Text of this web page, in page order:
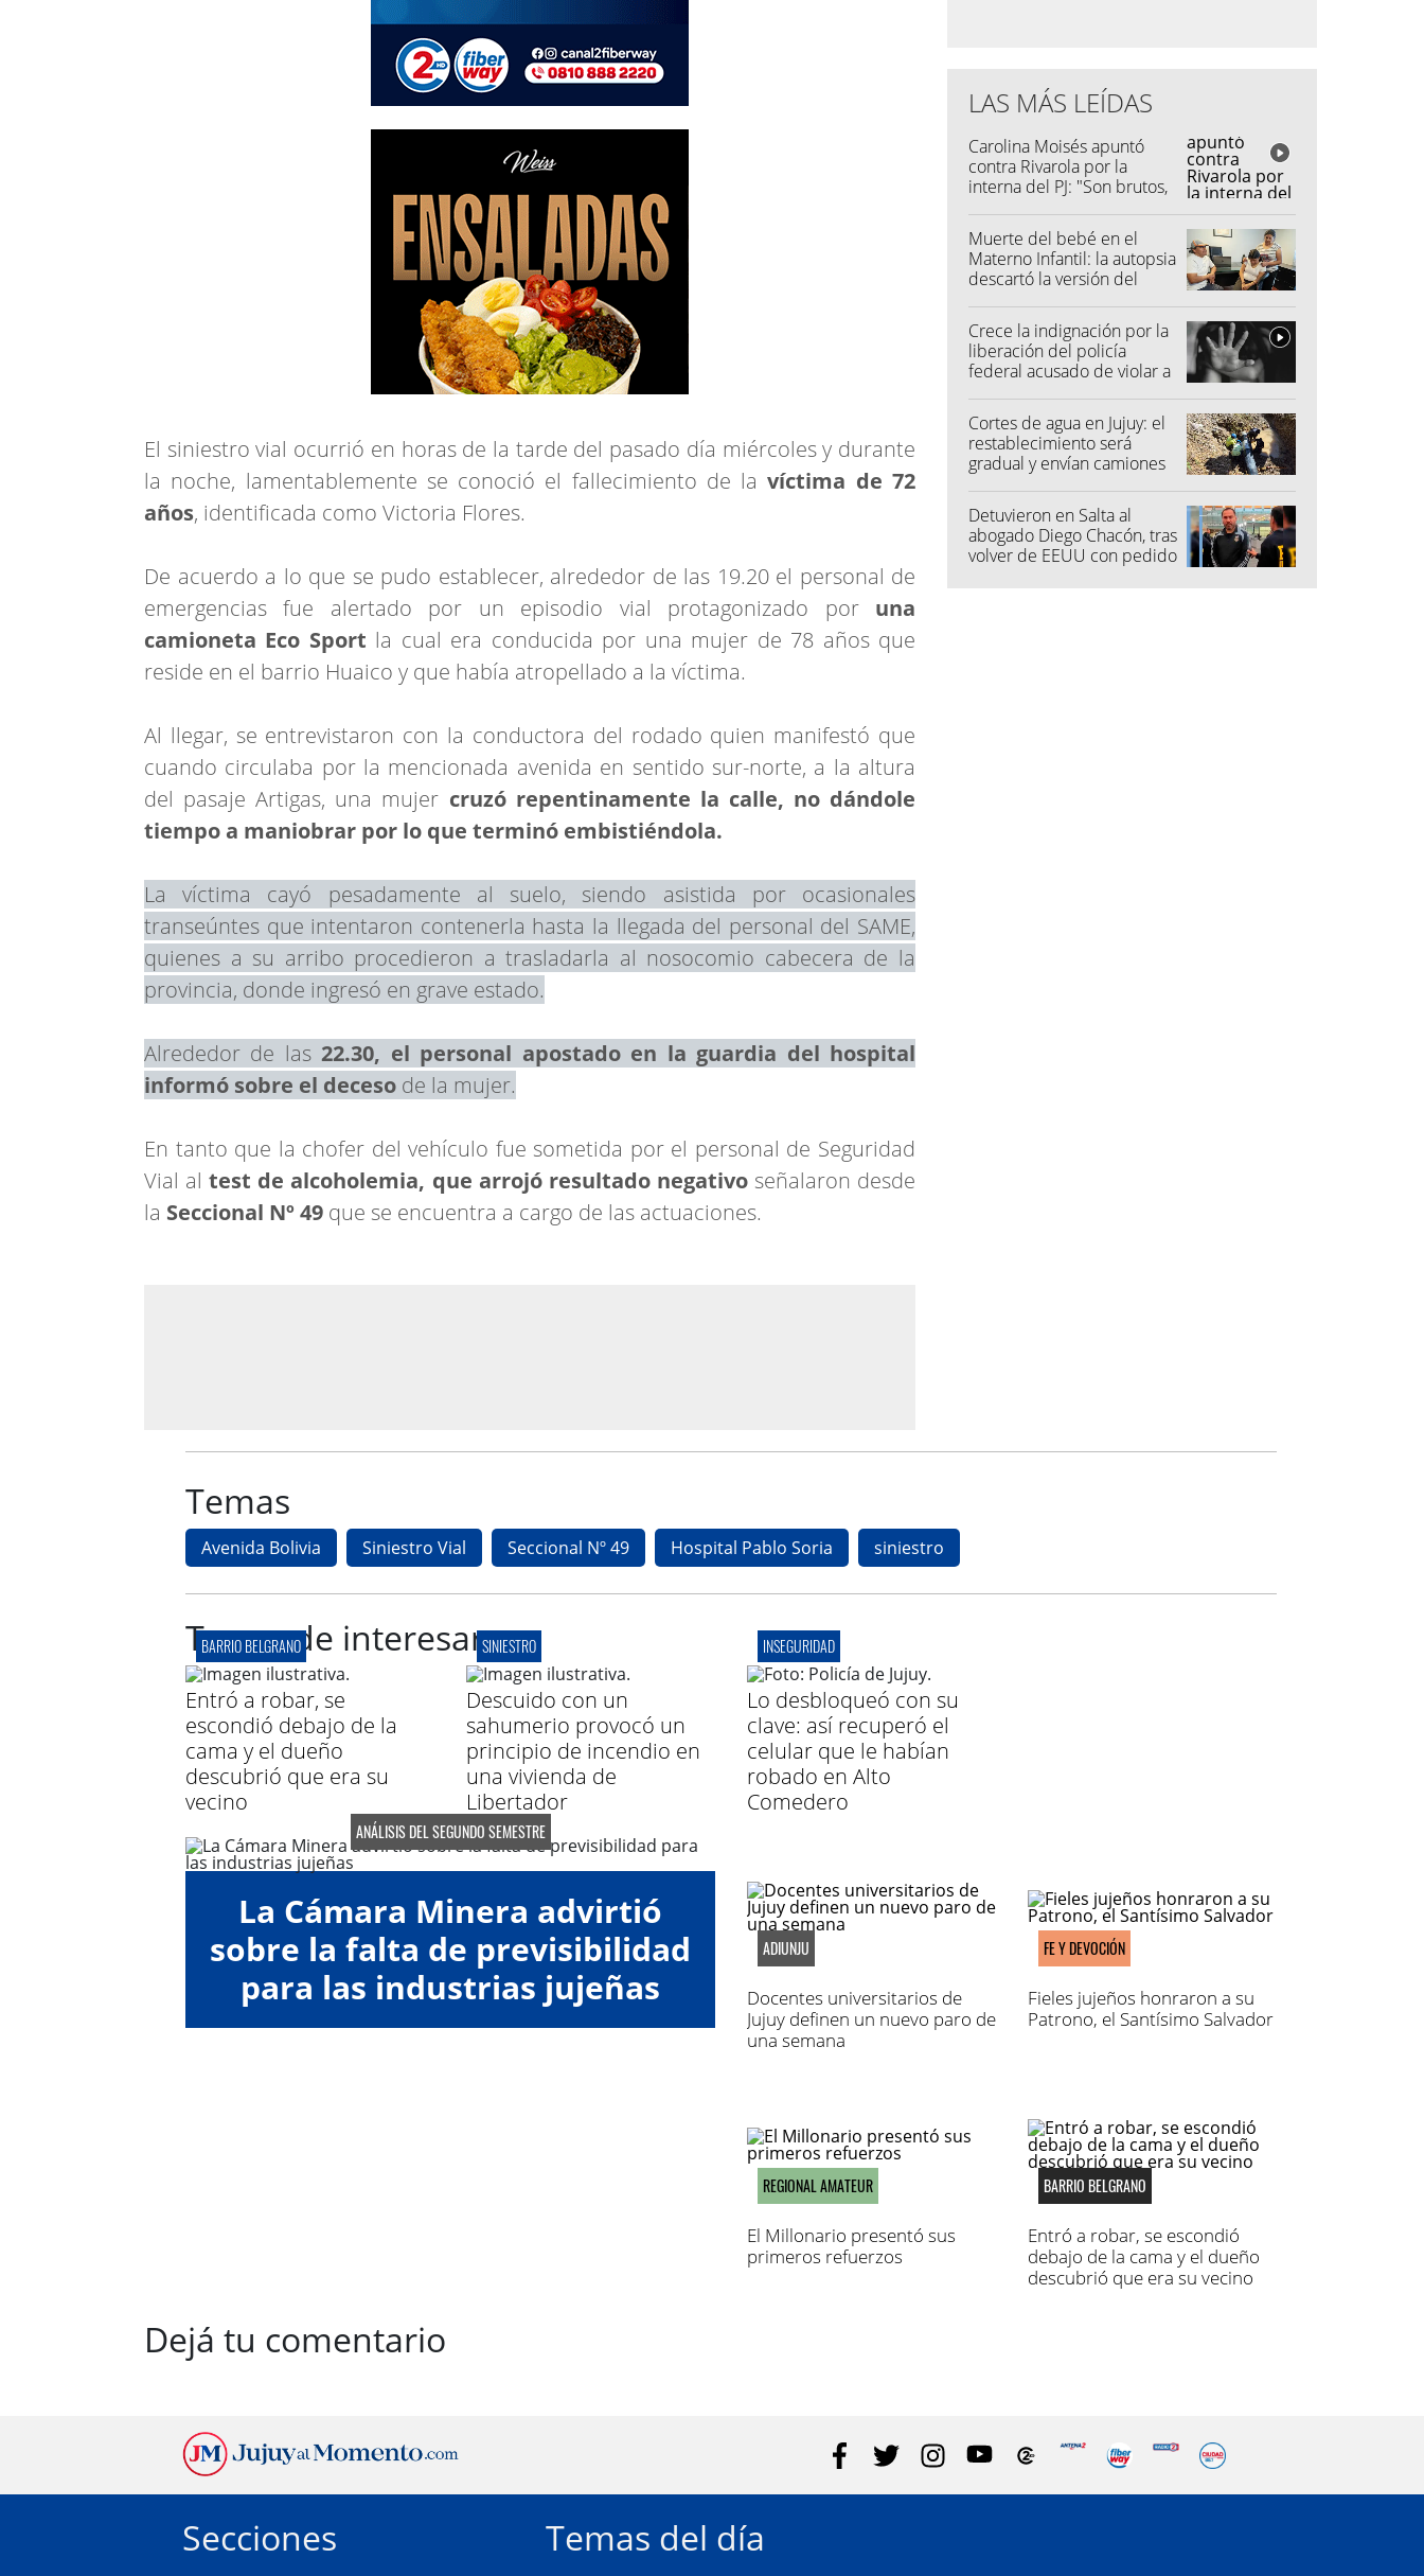
El siniestro vial ocurrió en horas de la tarde del pasado día miércoles y durante
la noche, lamentablemente se conoció el fallecimiento de la víctima de 72
años, identificada como Victoria Flores.
De acuerdo a lo que se pudo establecer, alrededor de las 19.20 el personal de
emergencias fue alertado por un episodio vial protagonizado por una
camioneta Eco Sport la cual era conducida por una mujer de 78 años que
reside en el barrio Huaico y que había atropellado a la víctima.
Al llegar, se entrevistaron con la conductora del rodado quien manifestó que
cuando circulaba por la mencionada avenida en sentido sur-norte, a la altura
del pasaje Artigas, una mujer cruzó repentinamente la calle, no dándole
tiempo a maniobrar por lo que terminó embistiéndola.
La víctima cayó pesadamente al suelo, siendo asistida por ocasionales
transeúntes que intentaron contenerla hasta la llegada del personal del SAME,
quienes a su arribo procedieron a trasladarla al nosocomio cabecera de la
provincia, donde ingresó en grave estado.
Alrededor de las22.30, el personal apostado en la guardia del hospital
informó sobre el deceso de la mujer.
En tanto que la chofer del vehículo fue sometida por el personal de Seguridad
Vial al test de alcoholemia, que arrojó resultado negativo señalaron desde
la Seccional Nº 49 que se encuentra a cargo de las actuaciones.
LAS MÁS LEÍDAS
Carolina Moisés apuntó
contra Rivarola por la
interna del PJ: "Son brutos,
Muerte del bebé en el
Materno Infantil: la autopsia
descartó la versión del
Crece la indignación por la
liberación del policía
federal acusado de violar a
Cortes de agua en Jujuy: el
restablecimiento será
gradual y envían camiones
Detuvieron en Salta al
abogado Diego Chacón, tras
volver de EEUU con pedido
Temas
Avenida Bolivia Siniestro Vial Seccional Nº 49 Hospital Pablo Soria siniestro
Te puede interesar
BARRIO BELGRANO
Entró a robar, se
escondió debajo de la
cama y el dueño
descubrió que era su
vecino
SINIESTRO
Descuido con un
sahumerio provocó un
principio de incendio en
una vivienda de
Libertador
INSEGURIDAD
Lo desbloqueó con su
clave: así recuperó el
celular que le habían
robado en Alto
Comedero
ANÁLISIS DEL SEGUNDO SEMESTRE
La Cámara Minera advirtió
sobre la falta de previsibilidad
para las industrias jujeñas
ADIUNJU
Docentes universitarios de
Jujuy definen un nuevo paro de
una semana
FE Y DEVOCIÓN
Fieles jujeños honraron a su
Patrono, el Santísimo Salvador
REGIONAL AMATEUR
El Millonario presentó sus
primeros refuerzos
BARRIO BELGRANO
Entró a robar, se escondió
debajo de la cama y el dueño
descubrió que era su vecino
Dejá tu comentario
Secciones Temas del día